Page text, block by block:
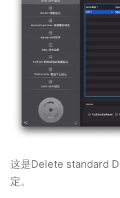
这是Delete standard
定。